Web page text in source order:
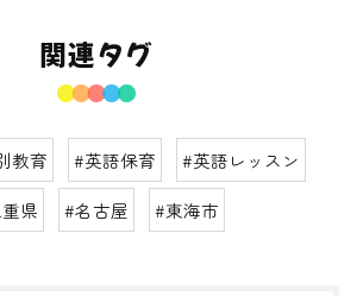
関連タグ
教育 #英語保育
#英語レッスン
県
#名古屋 #東海市